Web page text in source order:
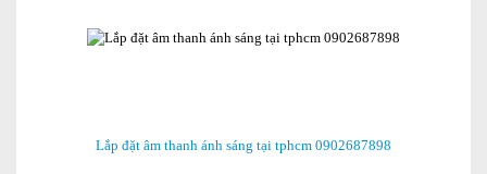
Lắp đặt âm thanh ánh sáng tại tphcm 0902687898